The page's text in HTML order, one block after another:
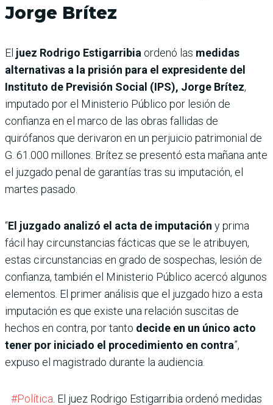
Jorge Brítez
El juez Rodrigo Estigarribia ordenó las medidas
alternativas a la prisión para el expresidente del
Instituto de Previsión Social (IPS), Jorge Brítez,
imputado por el Ministerio Público por lesión de
confianza en el marco de las obras fallidas de
quirófanos que derivaron en un perjuicio patrimonial de
G. 61.000 millones. Brítez se presentó esta mañana ante
el juzgado penal de garantías tras su imputación, el
martes pasado.
“El juzgado analizó el acta de imputación y prima
fácil hay circunstancias fácticas que se le atribuyen,
estas circunstancias en grado de sospechas, lesión de
confianza, también el Ministerio Público acercó algunos
elementos. El primer análisis que el juzgado hizo a esta
imputación es que existe una relación suscitas de
hechos en contra, por tanto decide en un único acto
tener por iniciado el procedimiento en contra”,
expuso el magistrado durante la audiencia.
#Política . El juez Rodrigo Estigarribia ordenó medidas